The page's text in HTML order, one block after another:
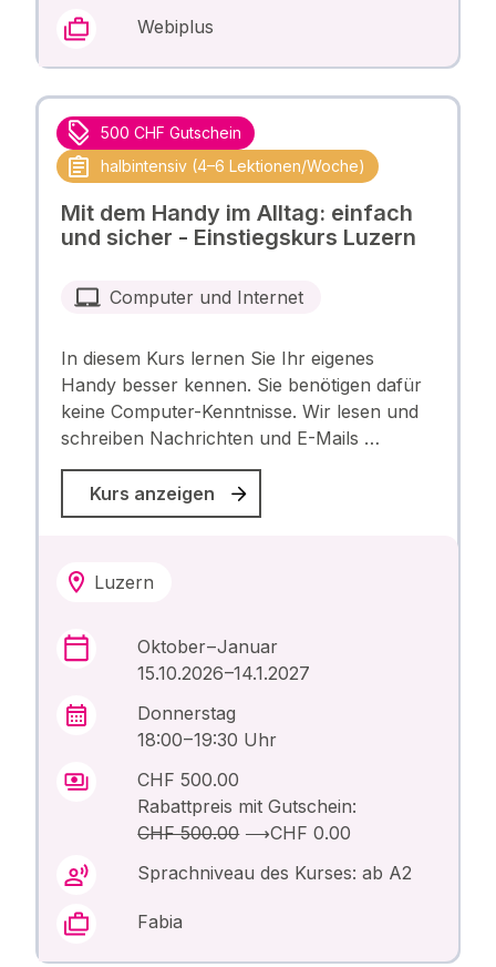
Webiplus
500 CHF Gutschein
halbintensiv (4–6 Lektionen/Woche)
Mit dem Handy im Alltag: einfach
und sicher - Einstiegskurs Luzern
Computer und Internet
In diesem Kurs lernen Sie Ihr eigenes
Handy besser kennen. Sie benötigen dafür
keine Computer-Kenntnisse. Wir lesen und
schreiben Nachrichten und E-Mails …
Kurs anzeigen
Luzern
Oktober – Januar
15.10.2026 –14.1.2027
Donnerstag
18:00 – 19:30 Uhr
CHF 500.00
Rabattpreis mit Gutschein:
CHF 500.00⟶CHF 0.00
Sprachniveau des Kurses: ab A2
Fabia